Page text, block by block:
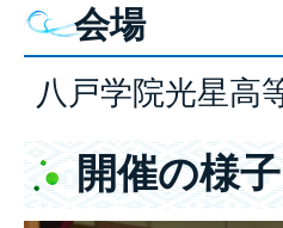
会場
八戸学院光星高
開催の様子